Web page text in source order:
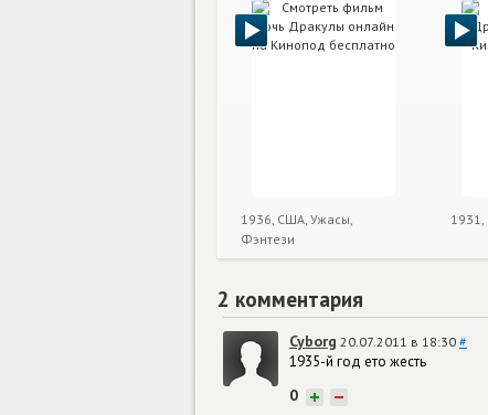
1936, США, Ужасы,
Фэнтези
2 комментария
Cyborg 20.07.2011 в 18:30 #
1935-й год ето жесть
0 + −